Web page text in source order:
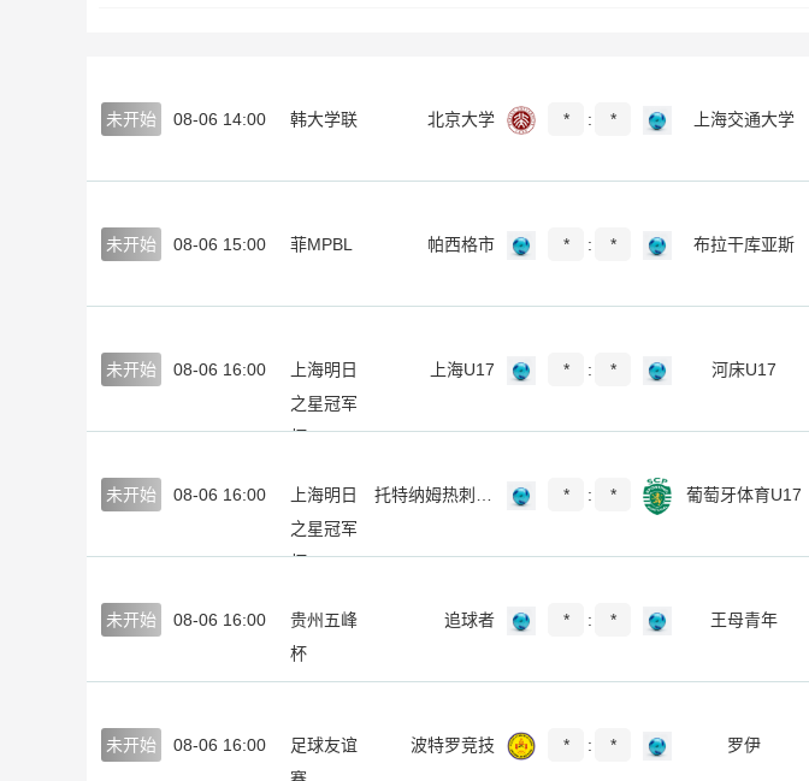
未开始 08-06 14:00 韩大学联 北京大学 * : * 上海交通大学
未开始 08-06 15:00 菲MPBL 帕西格市 * : * 布拉干库亚斯
未开始 08-06 16:00
上海明日
之星冠军
杯
上海U17 * : * 河床U17
未开始 08-06 16:00
上海明日
之星冠军
杯
* : * 葡萄牙体育U17
未开始 08-06 16:00
贵州五峰
杯
追球者 * : * 王母青年
未开始 08-06 16:00
足球友谊
波特罗竞技 * : * 罗伊